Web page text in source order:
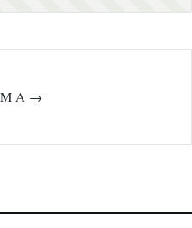
M A →